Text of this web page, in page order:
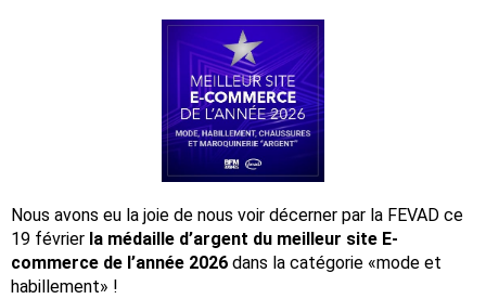
Nous avons eu la joie de nous voir décerner par la FEVAD ce
19 février la médaille d’argent du meilleur site E-
commerce de l’année 2026 dans la catégorie «mode et
habillement» !